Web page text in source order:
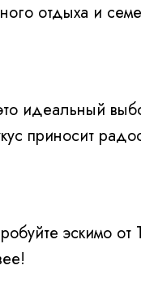
отдыха и
идеальный
приносит